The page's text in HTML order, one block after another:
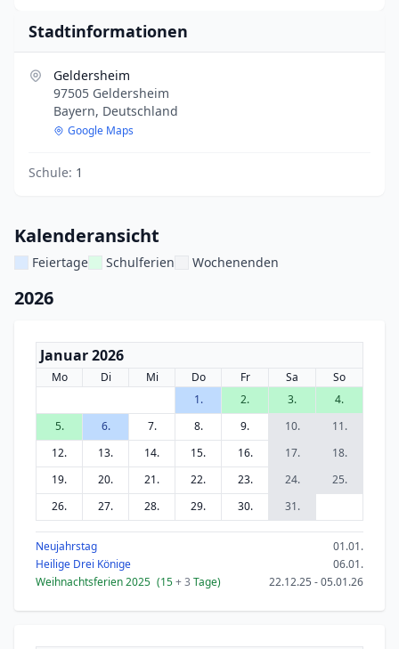
Stadtinformationen
Geldersheim
97505 Geldersheim
Bayern, Deutschland
Google Maps
Schule: 1
Kalenderansicht
Feiertage Schulferien Wochenenden
2026
Januar 2026
Mo Di Mi Do Fr Sa
So
1.
2. 3.
4.
5.
6. 7. 8. 9. 10.
11.
12.
13. 14. 15. 16. 17.
18.
19.
20. 21. 22. 23. 24.
25.
26.
27. 28. 29. 30. 31.
Neujahrstag
01.01.
Heilige Drei Könige
06.01.
Weihnachtsferien 2025 (15+ 3 Tage) 22.12.25 - 05.01.26